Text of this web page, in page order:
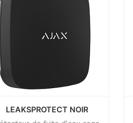
LEAKSPROTECT NOIR